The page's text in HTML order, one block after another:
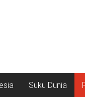
Suku Dunia